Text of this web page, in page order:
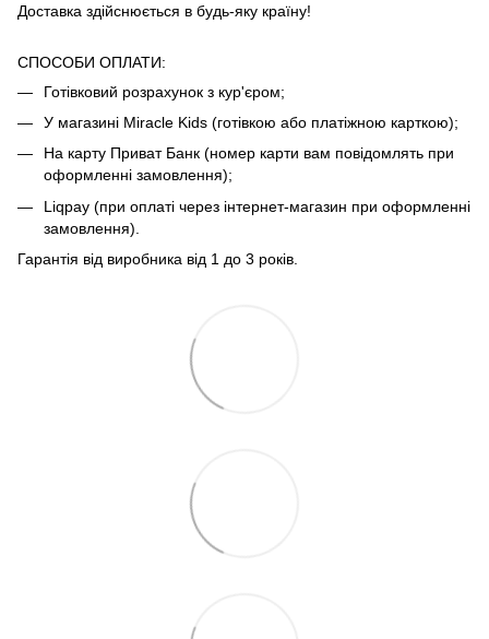
Доставка здійснюється в будь-яку країну!
СПОСОБИ ОПЛАТИ:
Готівковий розрахунок з кур'єром;
У магазині Miracle Kids (готівкою або платіжною карткою);
На карту Приват Банк (номер карти вам повідомлять при
оформленні замовлення);
Liqpay (при оплаті через інтернет-магазин при оформленні
замовлення).
Гарантія від виробника від 1 до 3 років.